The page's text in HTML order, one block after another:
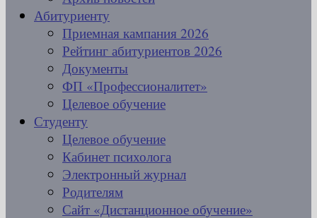
Абитуриенту
Приемная кампания 2026
Рейтинг абитуриентов 2026
Документы
ФП «Профессионалитет»
Целевое обучение
Студенту
Целевое обучение
Кабинет психолога
Электронный журнал
Родителям
Сайт «Дистанционное обучение»